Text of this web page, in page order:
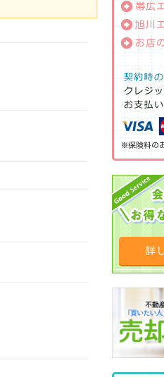
帯広の4K以
旭川の4K以
帯広
旭川
お店
※保険料の